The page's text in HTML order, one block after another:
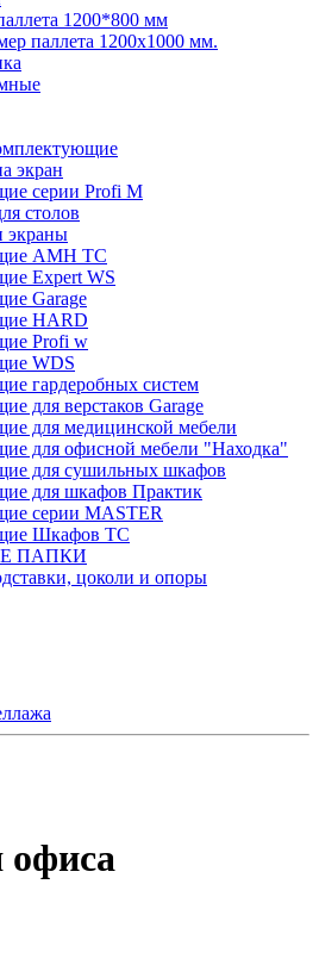
1200*800 мм
паллета 1200х1000 мм.
экран
серии Profi M
столов
экраны
AMH TC
Expert WS
Garage
HARD
Profi w
WDS
гардеробных систем
для верстаков Garage
для медицинской мебели
для офисной мебели "Находка"
для сушильных шкафов
для шкафов Практик
серии MASTER
Шкафов ТС
ПАПКИ
цоколи и опоры